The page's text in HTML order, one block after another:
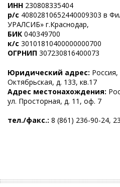
ИНН 230808335404
р/с 40802810652440009303 в
УРАЛСИБ» г.Краснодар,
БИК 040349700
к/с 30101810400000000700
ОГРНИП 307230816400073
Юридический адрес: Россия,
Октябрьская, д. 133, кв.17
Адрес местонахождения:
ул. Просторная, д. 11, оф. 7
тел./факс.: 8 (861) 236-90-24,